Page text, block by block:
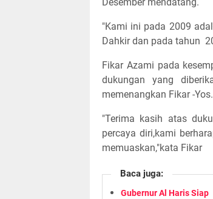
"Kami ini pada 2009
Dahkir dan pada tahun
Fikar Azami pada
dukungan yang
memenangkan Fikar -Yos.
"Terima kasih atas
percaya diri,kami
memuaskan,"kata Fikar
Baca juga:
Gubernur Al Haris Siap